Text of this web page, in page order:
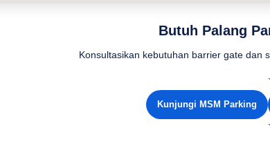
Butuh Palang
Konsultasikan kebutuhan barrier gate dan
Kunjungi MSM Parking